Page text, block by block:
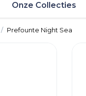
Onze Collecties
Prefounte Night Sea